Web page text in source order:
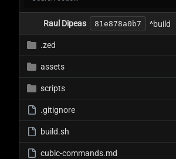
Raul Dipeas 81e878a0b7 ^build
.zed
assets
scripts
.gitignore
build.sh
cubic-commands.md